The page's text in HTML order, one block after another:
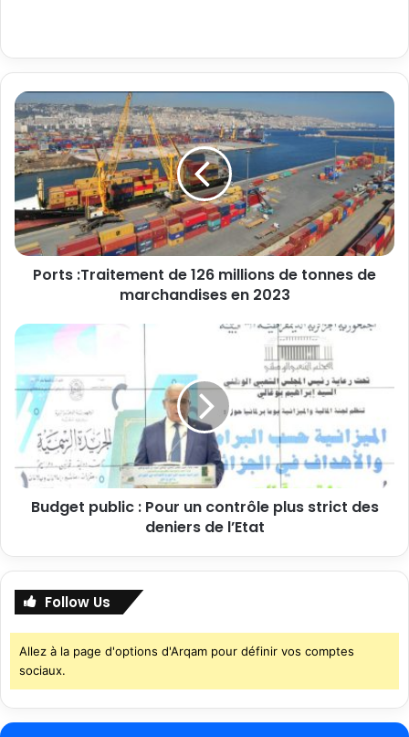
Ports :Traitement de 126 millions de tonnes de
marchandises en 2023
Budget public : Pour un contrôle plus strict des
deniers de l’Etat
Follow Us
Allez à la page d'options d'Arqam pour définir vos comptes
sociaux.